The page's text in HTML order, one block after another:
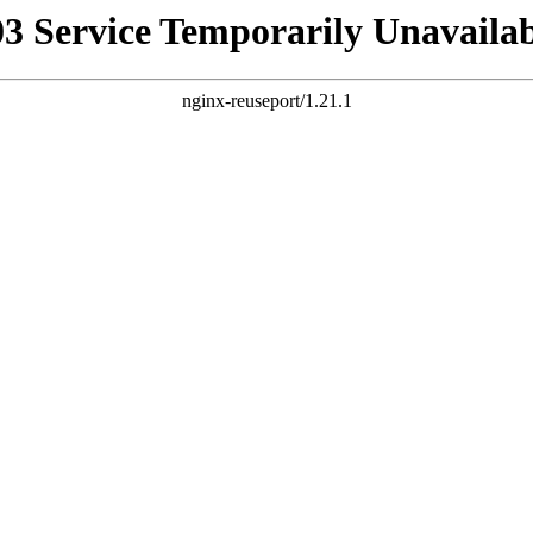
Service Temporarily
nginx-reuseport/1.21.1